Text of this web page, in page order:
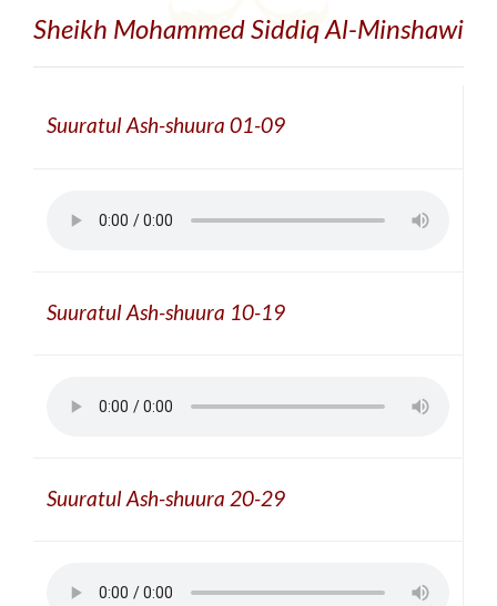
Sheikh Mohammed Siddiq Al-Minshawi
Suuratul Ash-shuura 01-09
Suuratul Ash-shuura 10-19
Suuratul Ash-shuura 20-29